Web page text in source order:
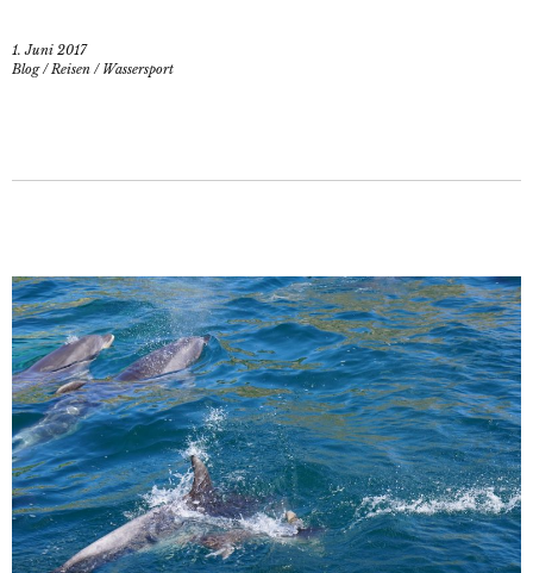
1. Juni 2017
Blog/Reisen / Wassersport